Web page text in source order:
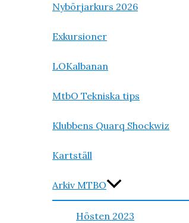
Nybörjarkurs 2026
Exkursioner
LOKalbanan
MtbO Tekniska tips
Klubbens Quarq Shockwiz
Kartställ
Arkiv MTBO
Hösten 2023